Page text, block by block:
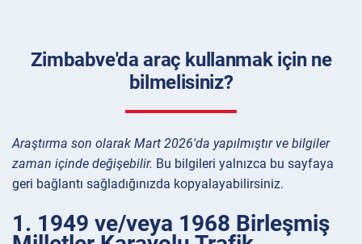
Zimbabve'da araç kullanmak için ne
bilmelisiniz?
Araştırma son olarak Mart 2026'da yapılmıştır ve bilgiler
zaman içinde değişebilir. Bu bilgileri yalnızca bu sayfaya
geri bağlantı sağladığınızda kopyalayabilirsiniz.
1. 1949 ve/veya 1968 Birleşmiş